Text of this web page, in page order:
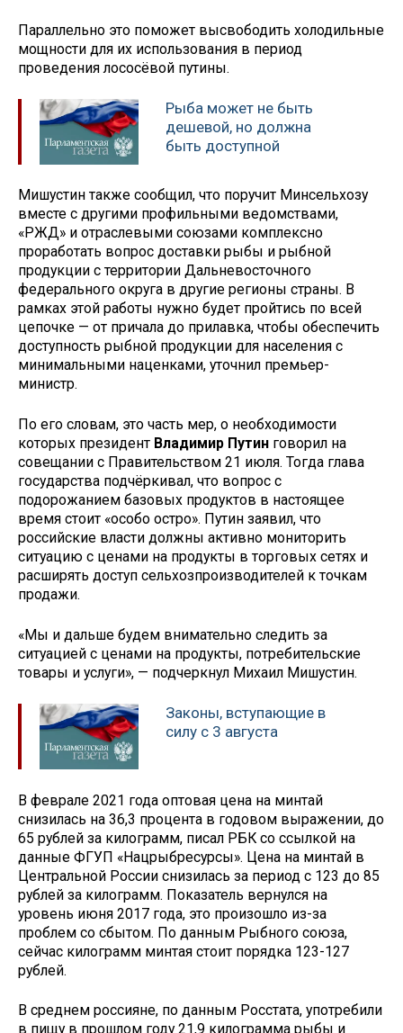
Параллельно это поможет высвободить холодильные
мощности для их использования в период
проведения лососёвой путины.
Рыба может не быть
дешевой, но должна
быть доступной
Мишустин также сообщил, что поручит Минсельхозу
вместе с другими профильными ведомствами,
«РЖД» и отраслевыми союзами комплексно
проработать вопрос доставки рыбы и рыбной
продукции с территории Дальневосточного
федерального округа в другие регионы страны. В
рамках этой работы нужно будет пройтись по всей
цепочке — от причала до прилавка, чтобы обеспечить
доступность рыбной продукции для населения с
минимальными наценками, уточнил премьер-
министр.
По его словам, это часть мер, о необходимости
которых президент Владимир Путин говорил на
совещании с Правительством 21 июля. Тогда глава
государства подчёркивал, что вопрос с
подорожанием базовых продуктов в настоящее
время стоит «особо остро». Путин заявил, что
российские власти должны активно мониторить
ситуацию с ценами на продукты в торговых сетях и
расширять доступ сельхозпроизводителей к точкам
продажи.
«Мы и дальше будем внимательно следить за
ситуацией с ценами на продукты, потребительские
товары и услуги», — подчеркнул Михаил Мишустин.
Законы, вступающие в
силу с 3 августа
В феврале 2021 года оптовая цена на минтай
снизилась на 36,3 процента в годовом выражении, до
65 рублей за килограмм, писал РБК со ссылкой на
данные ФГУП «Нацрыбресурсы». Цена на минтай в
Центральной России снизилась за период с 123 до 85
рублей за килограмм. Показатель вернулся на
уровень июня 2017 года, это произошло из-за
проблем со сбытом. По данным Рыбного союза,
сейчас килограмм минтая стоит порядка 123-127
рублей.
В среднем россияне, по данным Росстата, употребили
в пищу в прошлом году 21,9 килограмма рыбы и